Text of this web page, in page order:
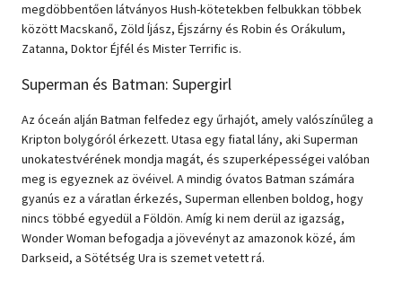
megdöbbentően látványos Hush-kötetekben felbukkan többek
között Macskanő, Zöld Íjász, Éjszárny és Robin és Orákulum,
Zatanna, Doktor Éjfél és Mister Terrific is.
Superman és Batman: Supergirl
Az óceán alján Batman felfedez egy űrhajót, amely valószínűleg a
Kripton bolygóról érkezett. Utasa egy fiatal lány, aki Superman
unokatestvérének mondja magát, és szuperképességei valóban
meg is egyeznek az övéivel. A mindig óvatos Batman számára
gyanús ez a váratlan érkezés, Superman ellenben boldog, hogy
nincs többé egyedül a Földön. Amíg ki nem derül az igazság,
Wonder Woman befogadja a jövevényt az amazonok közé, ám
Darkseid, a Sötétség Ura is szemet vetett rá.